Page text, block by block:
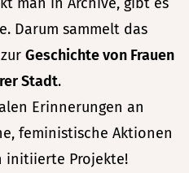
Darum sammelt das
Geschichte von Frauen
Stadt.
Erinnerungen an
feministische Aktionen
initiierte Projekte!